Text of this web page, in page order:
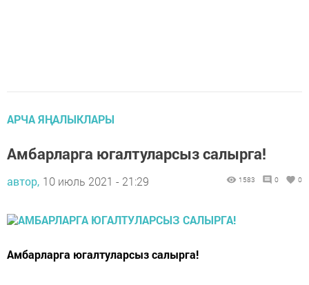
АРЧА ЯҢАЛЫКЛАРЫ
Амбарларга югалтуларсыз салырга!
автор, 10 июль 2021 - 21:29 1583 0 0
Амбарларга югалтуларсыз салырга!